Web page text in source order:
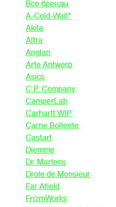
Все бренды
A-Cold-Wall*
Akila
Altra
Anglan
Arte Antwerp
Asics
C.P. Company
CamperLab
Carhartt WIP
Carne Bollente
Castart
Diemme
Dr. Martens
Drole de Monsieur
Far Afield
FrizmWorks